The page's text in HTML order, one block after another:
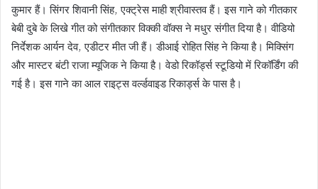
कुमार हैं। सिंगर शिवानी सिंह, एक्ट्रेस माही श्रीवास्तव हैं। इस गाने को गीतकार
बेबी दुबे के लिखे गीत को संगीतकार विक्की वॉक्स ने मधुर संगीत दिया है। वीडियो
निर्देशक आर्यन देव, एडीटर मीत जी हैं। डीआई रोहित सिंह ने किया है। मिक्सिंग
और मास्टर बंटी राजा म्यूजिक ने किया है। वेडो रिकॉर्ड्स स्टूडियो में रिकॉर्डिंग की
गई है। इस गाने का आल राइट्स वर्ल्डवाइड रिकार्ड्स के पास है।